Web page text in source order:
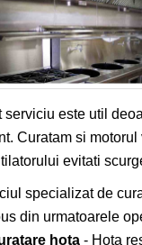
serviciu este util
Curatam si
evitati
specializat de
din urmatoarele
hota - Hota